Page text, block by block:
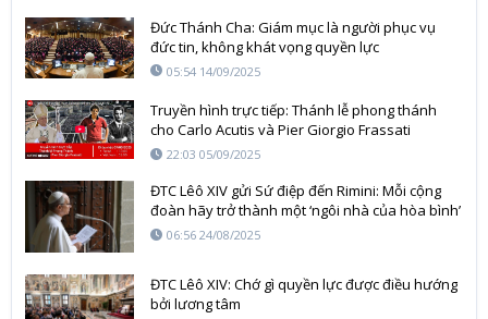
Đức Thánh Cha: Giám mục là người phục vụ
đức tin, không khát vọng quyền lực
05:54 14/09/2025
Truyền hình trực tiếp: Thánh lễ phong thánh
cho Carlo Acutis và Pier Giorgio Frassati
22:03 05/09/2025
ĐTC Lêô XIV gửi Sứ điệp đến Rimini: Mỗi cộng
đoàn hãy trở thành một ‘ngôi nhà của hòa bình’
06:56 24/08/2025
ĐTC Lêô XIV: Chớ gì quyền lực được điều hướng
bởi lương tâm